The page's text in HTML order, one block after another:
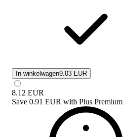
In winkelwagen9.03 EUR
8.12 EUR
Save 0.91 EUR with Plus Premium